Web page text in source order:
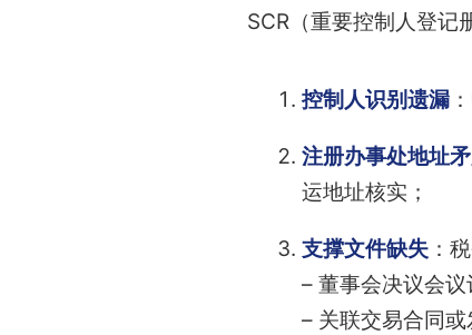
SCR（重要控制人登记
控制人识别遗漏
注册办事处地址
运地址核实；
支撑文件缺失：
– 董事会决议会议
– 关联交易合同